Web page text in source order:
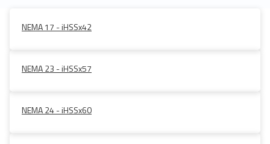
NEMA 17 - iHSSx42
NEMA 23 - iHSSx57
NEMA 24 - iHSSx60